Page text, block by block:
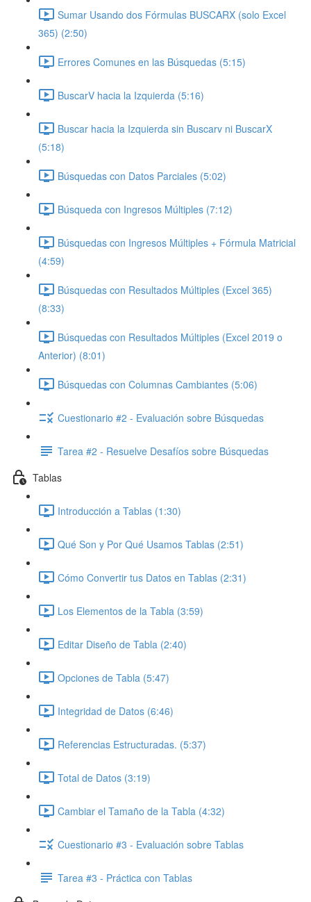
Sumar Usando dos Fórmulas BUSCARX (solo Excel
365) (2:50)
Errores Comunes en las Búsquedas (5:15)
BuscarV hacia la Izquierda (5:16)
Buscar hacia la Izquierda sin Buscarv ni BuscarX
(5:18)
Búsquedas con Datos Parciales (5:02)
Búsqueda con Ingresos Múltiples (7:12)
Búsquedas con Ingresos Múltiples + Fórmula Matricial
(4:59)
Búsquedas con Resultados Múltiples (Excel 365)
(8:33)
Búsquedas con Resultados Múltiples (Excel 2019 o
Anterior) (8:01)
Búsquedas con Columnas Cambiantes (5:06)
Cuestionario #2 - Evaluación sobre Búsquedas
Tarea #2 - Resuelve Desafíos sobre Búsquedas
Tablas
Introducción a Tablas (1:30)
Qué Son y Por Qué Usamos Tablas (2:51)
Cómo Convertir tus Datos en Tablas (2:31)
Los Elementos de la Tabla (3:59)
Editar Diseño de Tabla (2:40)
Opciones de Tabla (5:47)
Integridad de Datos (6:46)
Referencias Estructuradas. (5:37)
Total de Datos (3:19)
Cambiar el Tamaño de la Tabla (4:32)
Cuestionario #3 - Evaluación sobre Tablas
Tarea #3 - Práctica con Tablas